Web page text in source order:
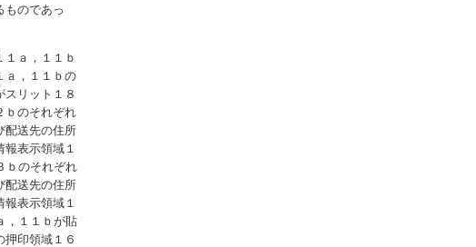
ものであっ
ａ，１１ｂ
ａ，１１ｂの
リット１８
ｂのそれぞれ
配送先の住所
表示領域１
ｂのそれぞれ
配送先の住所
表示領域１
，１１ｂが貼
印領域１６